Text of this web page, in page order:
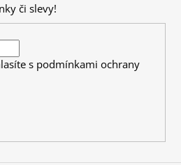
či slevy!
s podmínkami ochrany